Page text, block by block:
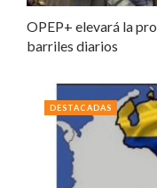
OPEP+ elevará la
barriles diarios
DESTACADAS